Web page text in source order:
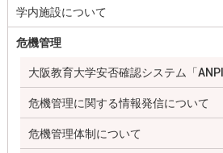
学内施設について
危機管理
大阪教育大学安否確認システム「
危機管理に関する情報発信について
危機管理体制について